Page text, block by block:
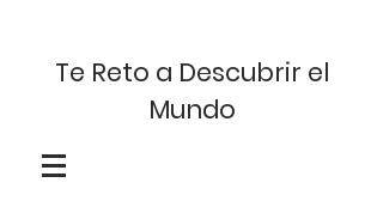
Te Reto a Descubrir el
Mundo